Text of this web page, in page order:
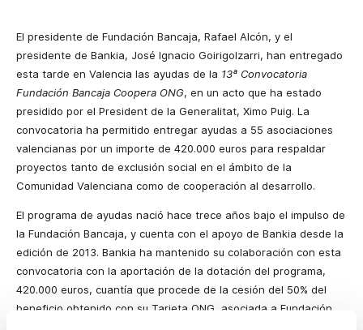
El presidente de Fundación Bancaja, Rafael Alcón, y el
presidente de Bankia, José Ignacio Goirigolzarri, han entregado
esta tarde en Valencia las ayudas de la 13ª Convocatoria
Fundación Bancaja Coopera ONG, en un acto que ha estado
presidido por el President de la Generalitat, Ximo Puig. La
convocatoria ha permitido entregar ayudas a 55 asociaciones
valencianas por un importe de 420.000 euros para respaldar
proyectos tanto de exclusión social en el ámbito de la
Comunidad Valenciana como de cooperación al desarrollo.
El programa de ayudas nació hace trece años bajo el impulso de
la Fundación Bancaja, y cuenta con el apoyo de Bankia desde la
edición de 2013. Bankia ha mantenido su colaboración con esta
convocatoria con la aportación de la dotación del programa,
420.000 euros, cuantía que procede de la cesión del 50% del
beneficio obtenido con su Tarjeta ONG, asociada a Fundación